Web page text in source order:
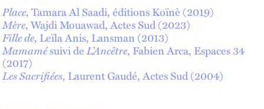
Place, Tamara Al Saadi, éditions Koïnè (2019)
Mère, Wajdi Mouawad, Actes Sud (2023)
Fille de, Leïla Anis, Lansman (2013)
Mamamésuivi deL’Ancêtre, Fabien Arca, Espaces 34
(2017)
Les Sacrifiées, Laurent Gaudé, Actes Sud (2004)